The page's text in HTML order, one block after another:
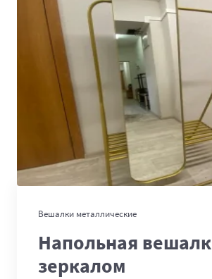
Вешалки металлические
Напольная
зеркалом